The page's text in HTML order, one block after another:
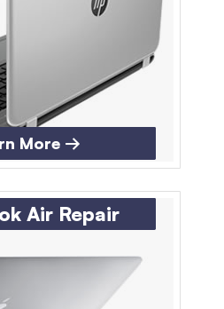
More →
Air Repair